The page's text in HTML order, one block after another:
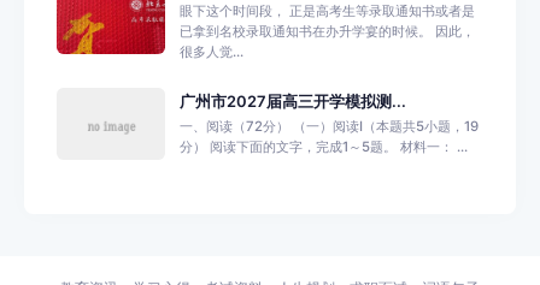
眼下这个时间段， 正是高考生等录取通知书或者是
已拿到名校录取通知书在办升学宴的时候。 因此，
很多人觉...
广州市2027届高三开学模拟测...
一、阅读（72分） （一）阅读I（本题共5小题，19
分） 阅读下面的文字，完成1～5题。 材料一： ...